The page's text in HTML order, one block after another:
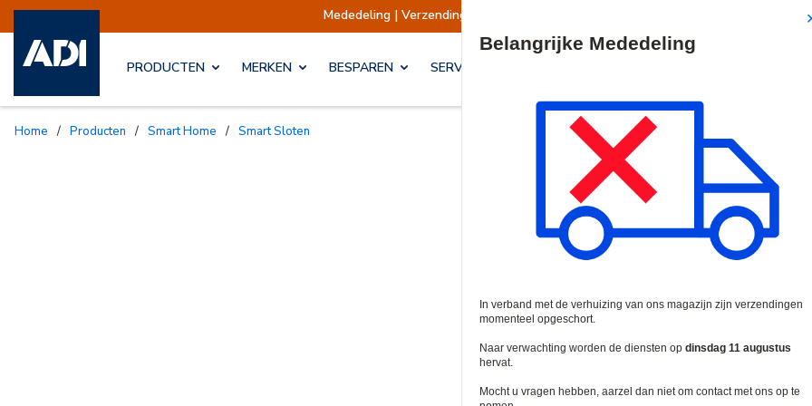
Mededeling | Verzendingen opgeschort Verzendingen worden op
PRODUCTEN MERKEN BESPAREN SERVICES & OPLOSSINGEN
Home / Producten / Smart Home / Smart Sloten